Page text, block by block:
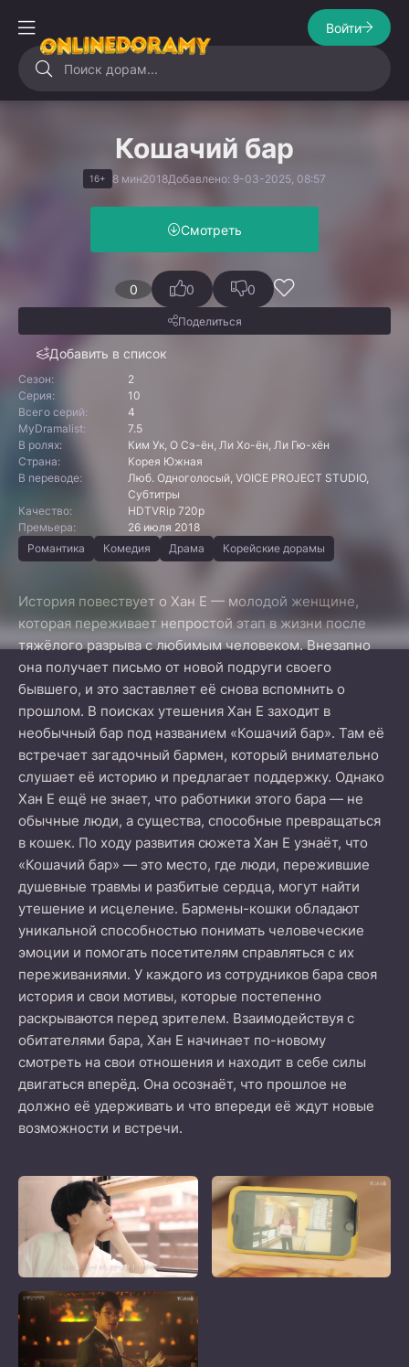
Войти
Кошачий бар
16+ 8 мин2018Добавлено: 9-03-2025, 08:57
Смотреть
0
Добавить в список
0 0
Поделиться
Сезон:
2
Серия:
10
Всего серий:
4
MyDramalist:
7.5
В ролях:
Ким Ук, О Сэ-ён, Ли Хо-ён, Ли Гю-хён
Страна:
Корея Южная
В переводе:
Люб. Одноголосый, VOICE PROJECT STUDIO,
Субтитры
Качество:
HDTVRip 720p
Премьера:
26 июля 2018
Романтика
Комедия Драма Корейские дорамы
История повествует о Хан Е — молодой женщине,
которая переживает непростой этап в жизни после
тяжёлого разрыва с любимым человеком. Внезапно
она получает письмо от новой подруги своего
бывшего, и это заставляет её снова вспомнить о
прошлом. В поисках утешения Хан Е заходит в
необычный бар под названием «Кошачий бар». Там её
встречает загадочный бармен, который внимательно
слушает её историю и предлагает поддержку. Однако
Хан Е ещё не знает, что работники этого бара — не
обычные люди, а существа, способные превращаться
в кошек. По ходу развития сюжета Хан Е узнаёт, что
«Кошачий бар» — это место, где люди, пережившие
душевные травмы и разбитые сердца, могут найти
утешение и исцеление. Бармены-кошки обладают
уникальной способностью понимать человеческие
эмоции и помогать посетителям справляться с их
переживаниями. У каждого из сотрудников бара своя
история и свои мотивы, которые постепенно
раскрываются перед зрителем. Взаимодействуя с
обитателями бара, Хан Е начинает по-новому
смотреть на свои отношения и находит в себе силы
двигаться вперёд. Она осознаёт, что прошлое не
должно её удерживать и что впереди её ждут новые
возможности и встречи.